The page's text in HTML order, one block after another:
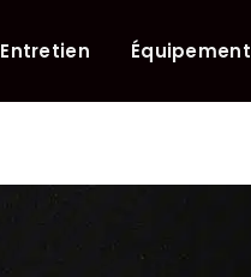
Entretien Équipement